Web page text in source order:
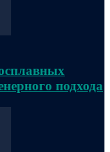
подхода